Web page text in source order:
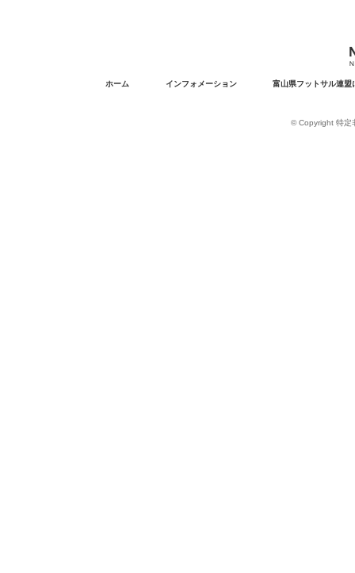
ホーム インフォメーション 富山県フットサル連盟
© Copyright 特定